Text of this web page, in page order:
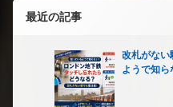
最近の記事
改札がない
ようで知